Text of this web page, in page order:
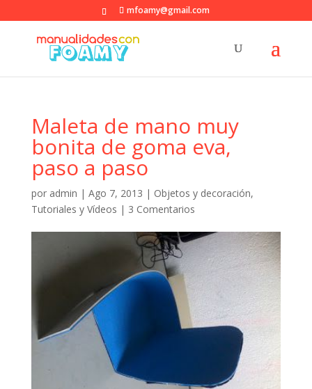
mfoamy@gmail.com
Maleta de mano muy
bonita de goma eva,
paso a paso
por admin | Ago 7, 2013 | Objetos y decoración,
Tutoriales y Vídeos | 3 Comentarios